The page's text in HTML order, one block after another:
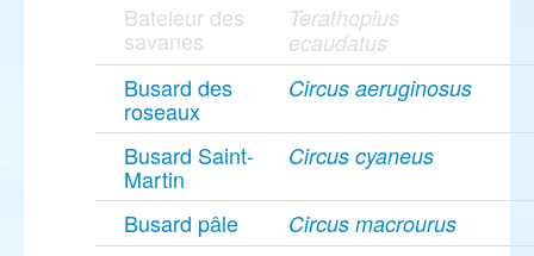
Bateleur des
savanes
Terathopius
ecaudatus
Busard des
roseaux
Circus aeruginosus
Busard Saint-
Martin
Circus cyaneus
Busard pâle Circus macrourus